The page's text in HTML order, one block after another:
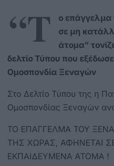
“Τ
ο επάγγελμα
σε μη
άτομα”
δελτίο Τύπου που
Ομοσπονδία Ξεναγών
Στο Δελτίο Τύπου της η
Ομοσπονδίας Ξεναγών
ΤΟ ΕΠΑΓΓΕΛΜΑ ΤΟΥ
ΤΗΣ ΧΩΡΑΣ, ΑΦΗΝΕΤΑΙ
ΕΚΠΑΙΔΕΥΜΕΝΑ ΑΤΟΜΑ !